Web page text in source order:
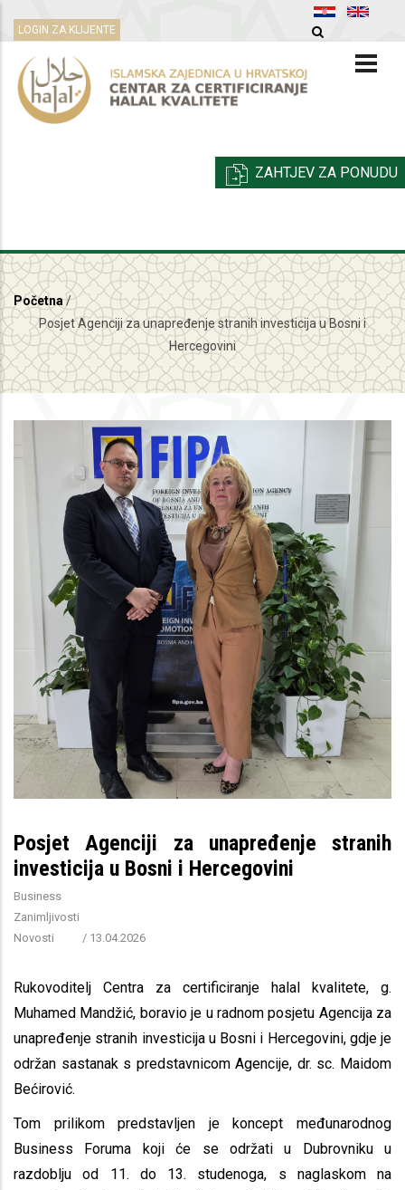
na
glavni
sadržaj
LOGIN ZA KLIJENTE
ZAHTJEV ZA PONUDU
Breadcrumb
Početna/
Posjet Agenciji za unapređenje stranih investicija u Bosni i
Hercegovini
Posjet Agenciji za unapređenje stranih
investicija u Bosni i Hercegovini
Business
Zanimljivosti
Novosti
/ 13.04.2026
Rukovoditelj Centra za certificiranje halal kvalitete, g.
Muhamed Mandžić, boravio je u radnom posjetu Agencija za
unapređenje stranih investicija u Bosni i Hercegovini, gdje je
održan sastanak s predstavnicom Agencije, dr. sc. Maidom
Bećirović.
Tom prilikom predstavljen je koncept međunarodnog
Business Foruma koji će se održati u Dubrovniku u
razdoblju od 11. do 13. studenoga, s naglaskom na